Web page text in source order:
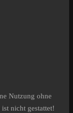
Nutzung ohne
nicht gestattet!